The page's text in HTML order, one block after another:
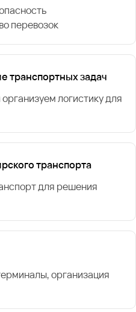
перевозок
транспортных задач
логистику для
транспорта
для решения
организация